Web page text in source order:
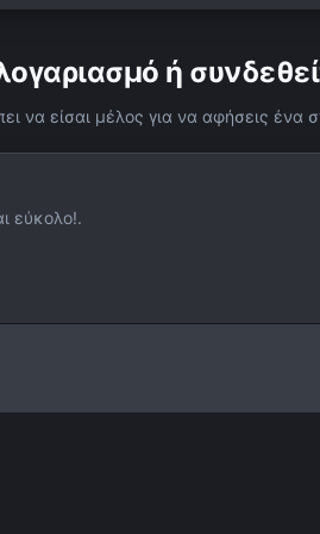
ή
να είσαι μέλος για να αφήσεις ένα
εύκολο!.